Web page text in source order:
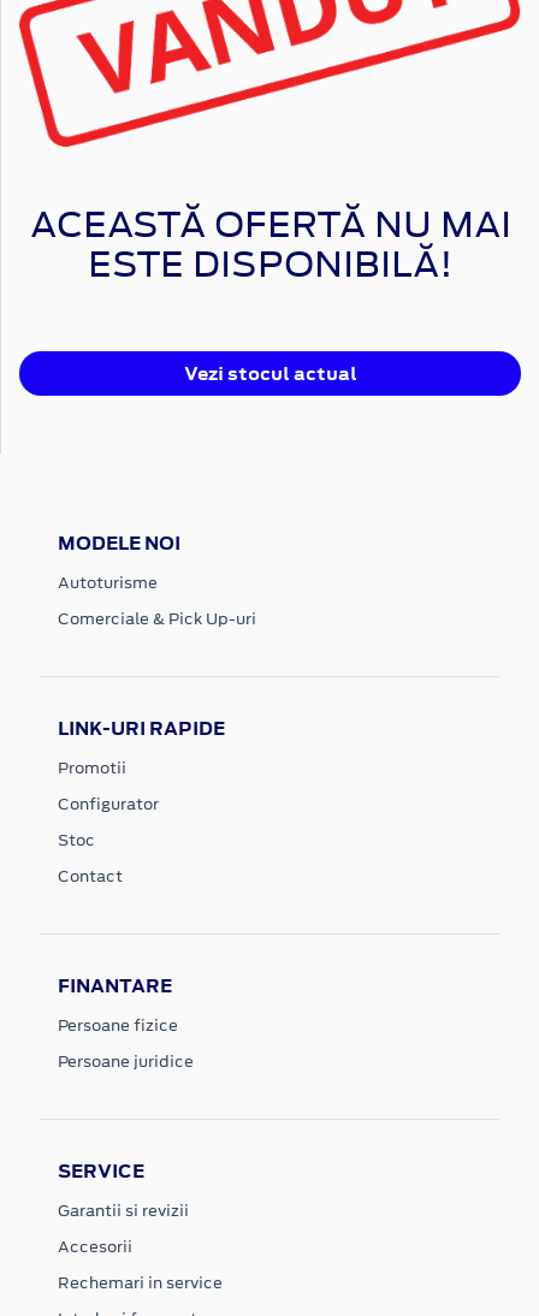
ACEASTĂ OFERTĂ NU MAI
ESTE DISPONIBILĂ!
Vezi stocul actual
MODELE NOI
Autoturisme
Comerciale & Pick Up-uri
LINK-URI RAPIDE
Promotii
Configurator
Stoc
Contact
FINANTARE
Persoane fizice
Persoane juridice
SERVICE
Garantii si revizii
Accesorii
Rechemari in service